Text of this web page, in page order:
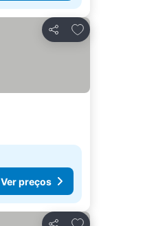
Partilhar
Adicionar aos
Ver preços
Adicionar aos